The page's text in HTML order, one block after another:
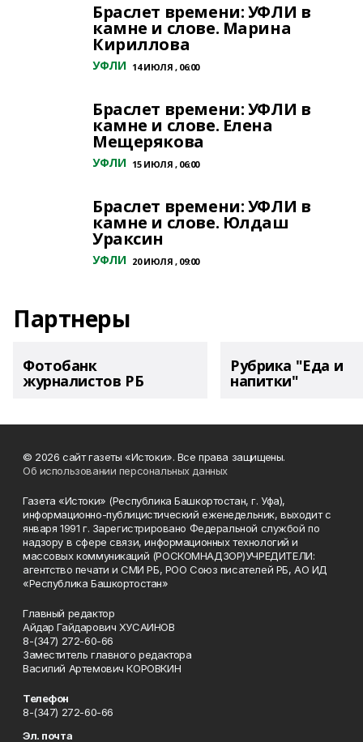
Браслет времени: УФЛИ в
камне и слове. Марина
Кириллова
УФЛИ 14 ИЮЛЯ , 06:00
Браслет времени: УФЛИ в
камне и слове. Елена
Мещерякова
УФЛИ 15 ИЮЛЯ , 06:00
Браслет времени: УФЛИ в
камне и слове. Юлдаш
Ураксин
УФЛИ 20 ИЮЛЯ , 09:00
Партнеры
Фотобанк
журналистов РБ
Рубрика "Еда и
напитки"
© 2026 сайт газеты «Истоки». Все права защищены.
Об использовании персональных данных
Газета «Истоки» (Республика Башкортостан, г. Уфа),
информационно-публицистический еженедельник, выходит с
января 1991 г. Зарегистрировано Федеральной службой по
надзору в сфере связи, информационных технологий и
массовых коммуникаций (РОСКОМНАДЗОР)УЧРЕДИТЕЛИ:
агентство печати и СМИ РБ, РОО Союз писателей РБ, АО ИД
«Республика Башкортостан»
Главный редактор
Айдар Гайдарович ХУСАИНОВ
8-(347) 272-60-66
Заместитель главного редактора
Василий Артемович КОРОВКИН
Телефон
8-(347) 272-60-66
Эл. почта